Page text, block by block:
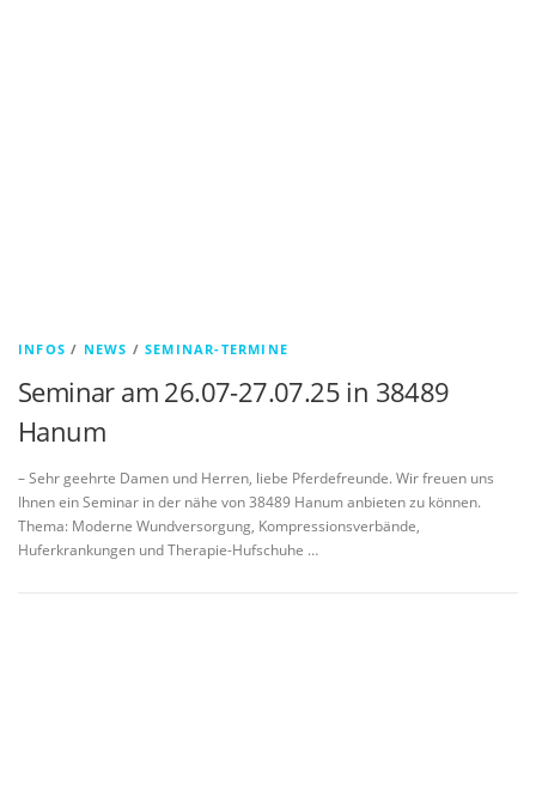
INFOS / NEWS /SEMINAR-TERMINE
Seminar am 26.07-27.07.25 in 38489
Hanum
– Sehr geehrte Damen und Herren, liebe Pferdefreunde. Wir freuen uns
Ihnen ein Seminar in der nähe von 38489 Hanum anbieten zu können.
Thema: Moderne Wundversorgung, Kompressionsverbände,
Huferkrankungen und Therapie-Hufschuhe …